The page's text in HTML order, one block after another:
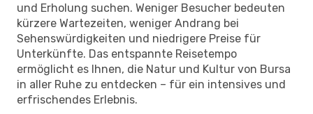
und Erholung suchen. Weniger Besucher bedeuten
kürzere Wartezeiten, weniger Andrang bei
Sehenswürdigkeiten und niedrigere Preise für
Unterkünfte. Das entspannte Reisetempo
ermöglicht es Ihnen, die Natur und Kultur von Bursa
in aller Ruhe zu entdecken – für ein intensives und
erfrischendes Erlebnis.